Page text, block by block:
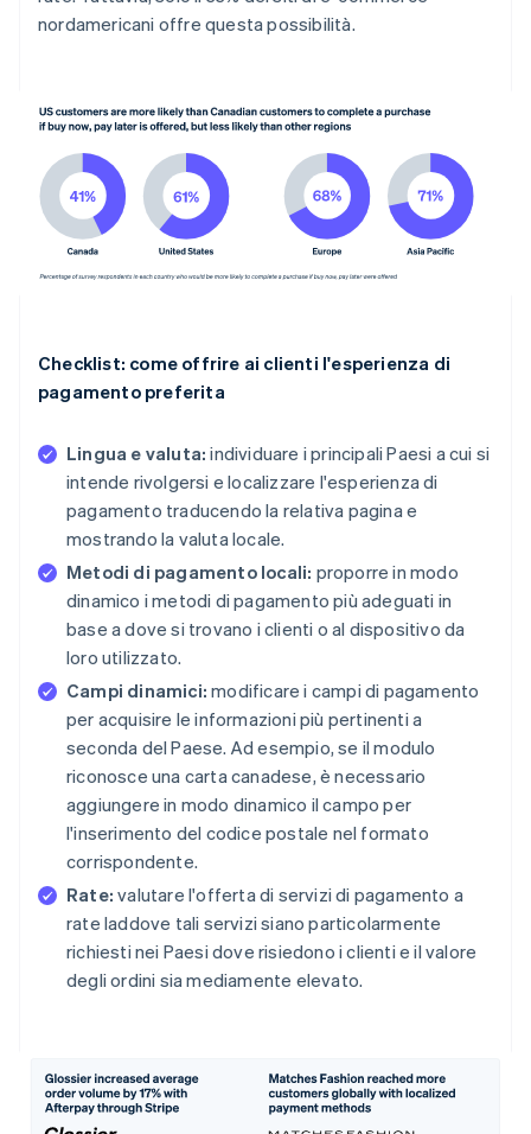
nordamericani offre questa possibilità.
Checklist: come offrire ai clienti l'esperienza di
pagamento preferita
Lingua e valuta: individuare i principali Paesi a cui si
intende rivolgersi e localizzare l'esperienza di
pagamento traducendo la relativa pagina e
mostrando la valuta locale.
Metodi di pagamento locali: proporre in modo
dinamico i metodi di pagamento più adeguati in
base a dove si trovano i clienti o al dispositivo da
loro utilizzato.
Campi dinamici: modificare i campi di pagamento
per acquisire le informazioni più pertinenti a
seconda del Paese. Ad esempio, se il modulo
riconosce una carta canadese, è necessario
aggiungere in modo dinamico il campo per
l'inserimento del codice postale nel formato
corrispondente.
Rate: valutare l'offerta di servizi di pagamento a
rate laddove tali servizi siano particolarmente
richiesti nei Paesi dove risiedono i clienti e il valore
degli ordini sia mediamente elevato.